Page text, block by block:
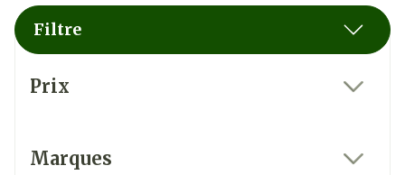
Filtre
Prix
Marques